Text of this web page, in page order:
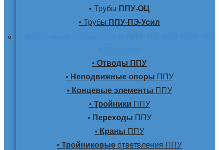
• Трубы ППУ-ОЦ
• Трубы ППУ-ПЭ-Усил
• Отводы ППУ
• Неподвижные опоры ППУ
• Концевые элементы ППУ
• Тройники ППУ
• Переходы ППУ
• Краны ППУ
• Тройниковые ответвления ППУ